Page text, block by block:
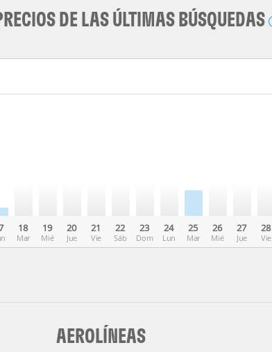
DE LAS ÚLTIMAS BÚSQUEDAS
18
Mar
19
Mié
20
Jue
21
Vie
22
Sáb
23
Dom
24
Lun
25
Mar
26
Mié
27
Jue
28
Vie
AEROLÍNEAS